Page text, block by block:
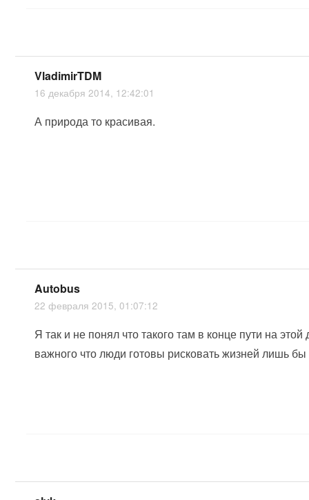
VladimirTDM
16 декабря 2014, 12:42:01
А природа то красивая.
Autobus
22 февраля 2015, 01:07:12
Я так и не понял что такого там в конце пути на этой
важного что люди готовы рисковать жизней лишь бы